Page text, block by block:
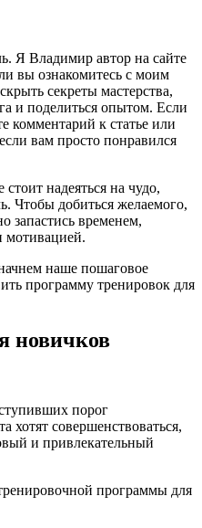
Я Владимир автор на сайте
вы ознакомитесь с моим
секреты мастерства,
и поделиться опытом. Если
комментарий к статье или
вам просто понравился
надеяться на чудо,
Чтобы добиться желаемого,
запастись временем,
мотивацией.
наше пошаговое
программу тренировок для
новичков
порог
хотят совершенствоваться,
и привлекательный
программы для